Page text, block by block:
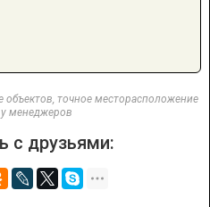
точное месторасположение
у менеджеров
с друзьями: